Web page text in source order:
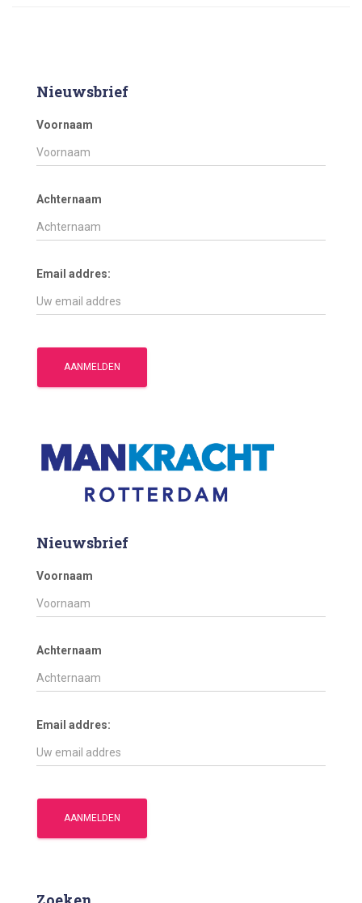
Nieuwsbrief
Voornaam
Achternaam
Email addres:
Nieuwsbrief
Voornaam
Achternaam
Email addres: